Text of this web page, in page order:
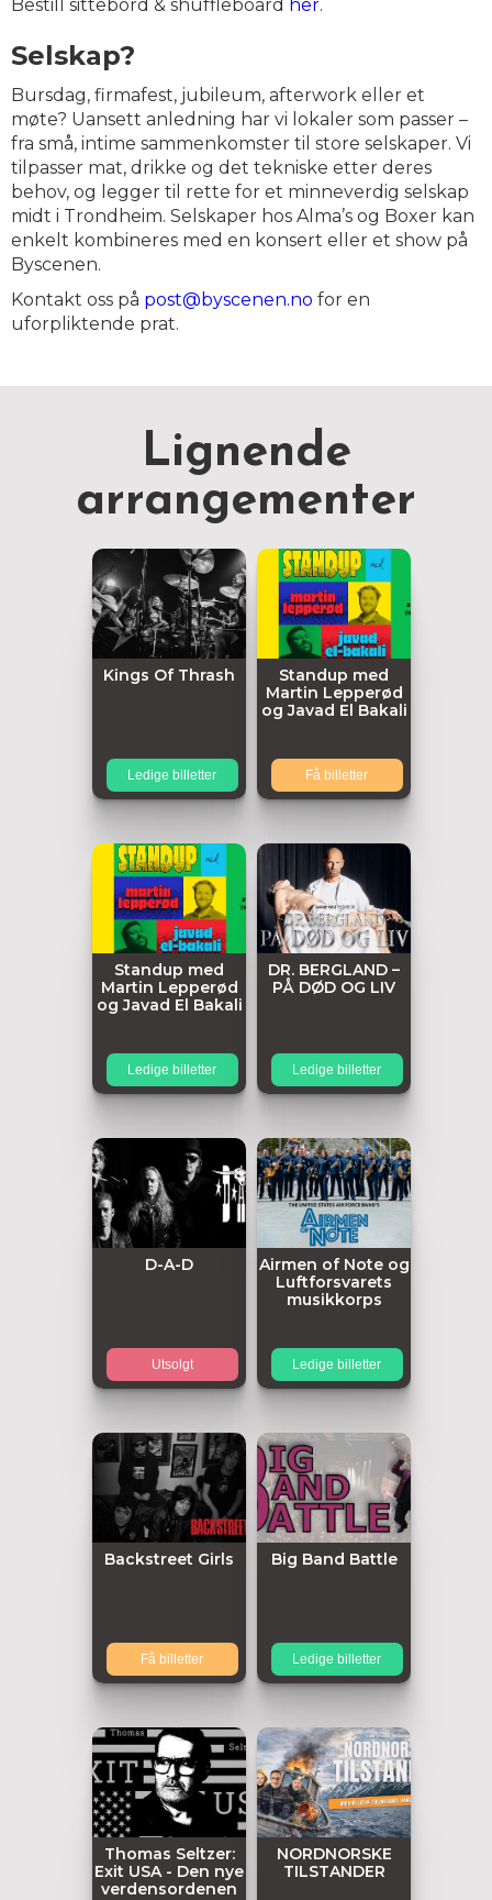
Bestill sittebord & shuffleboard her.
Selskap?
Bursdag, firmafest, jubileum, afterwork eller et
møte? Uansett anledning har vi lokaler som passer –
fra små, intime sammenkomster til store selskaper. Vi
tilpasser mat, drikke og det tekniske etter deres
behov, og legger til rette for et minneverdig selskap
midt i Trondheim. Selskaper hos Alma’s og Boxer kan
enkelt kombineres med en konsert eller et show på
Byscenen.
Kontakt oss på post@byscenen.no for en
uforpliktende prat.
Lignende
arrangementer
Kings Of Thrash
Ledige billetter
Standup med
Martin Lepperød
og Javad El Bakali
Få billetter
Standup med
Martin Lepperød
og Javad El Bakali
Ledige billetter
DR. BERGLAND –
PÅ DØD OG LIV
Ledige billetter
D-A-D
Utsolgt
Airmen of Note og
Luftforsvarets
musikkorps
Ledige billetter
Backstreet Girls
Få billetter
Big Band Battle
Ledige billetter
Thomas Seltzer:
Exit USA - Den nye
verdensordenen
NORDNORSKE
TILSTANDER